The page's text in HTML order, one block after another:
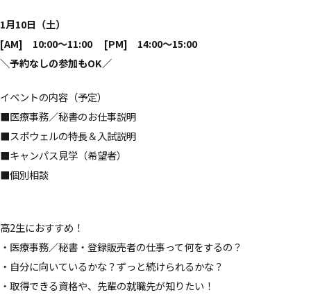
1月10日（土）
[AM] 10:00～11:00 [PM] 14:00～15:00
＼予約なしの参加もOK／
イベントの内容（予定）
■医療事務／秘書のお仕事説明
■スポウェルの特長＆入試説明
■キャンパス見学（希望者）
■個別相談
高2生におすすめ！
・医療事務／秘書・登録販売者の仕事って何をするの？
・自分に向いているかな？ずっと続けられるかな？
・取得できる資格や、先輩の就職先が知りたい！